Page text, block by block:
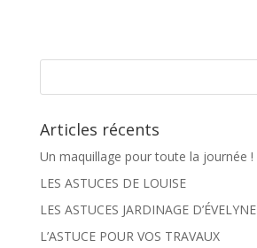
Articles récents
Un maquillage pour toute la journée !
LES ASTUCES DE LOUISE
LES ASTUCES JARDINAGE D’ÉVELYNE
L’ASTUCE POUR VOS TRAVAUX